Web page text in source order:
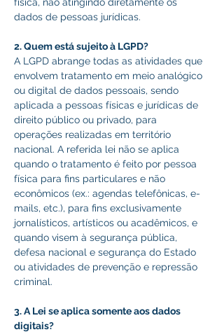
dados de pessoas jurídicas.
2. Quem está sujeito à LGPD?
A LGPD abrange todas as atividades que
envolvem tratamento em meio analógico
ou digital de dados pessoais, sendo
aplicada a pessoas físicas e jurídicas de
direito público ou privado, para
operações realizadas em território
nacional. A referida lei não se aplica
quando o tratamento é feito por pessoa
física para fins particulares e não
econômicos (ex.: agendas telefônicas, e-
mails, etc.), para fins exclusivamente
jornalísticos, artísticos ou acadêmicos, e
quando visem à segurança pública,
defesa nacional e segurança do Estado
ou atividades de prevenção e repressão
criminal.
3. A Lei se aplica somente aos dados
digitais?